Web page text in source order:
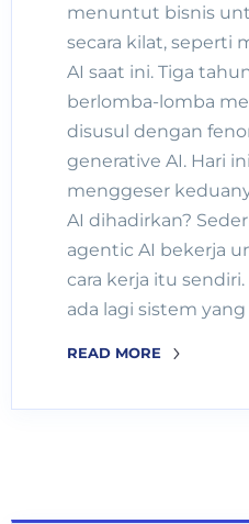
menuntut bisnis
secara kilat, seperti
AI saat ini. Tiga
berlomba-lomba
disusul dengan
generative AI. Hari
menggeser
AI dihadirkan?
agentic AI bekerja
cara kerja itu
ada lagi sistem
READ MORE